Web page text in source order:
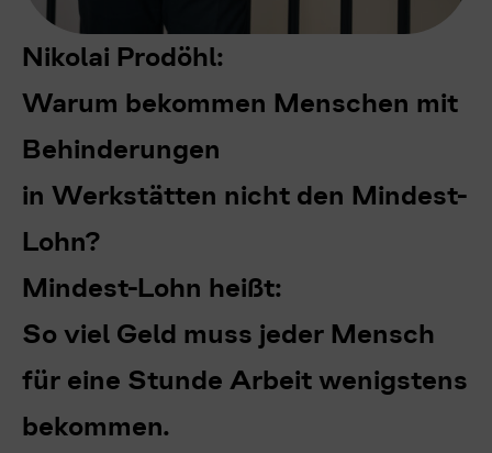
Nikolai Prodöhl:
Warum bekommen Menschen mit
Behinderungen
in Werkstätten nicht den Mindest-
Lohn?
Mindest-Lohn heißt:
So viel Geld muss jeder Mensch
für eine Stunde Arbeit wenigstens
bekommen.